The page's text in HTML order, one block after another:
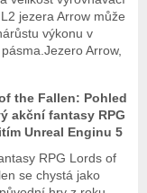
jezera Arrow může
výkonu v
Arrow,
the Fallen: Pohled
akční fantasy RPG
Unreal Enginu 5
RPG Lords of
se chystá jako